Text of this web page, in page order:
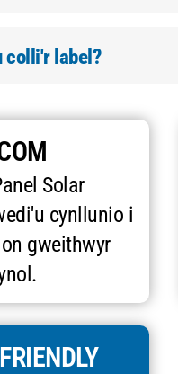
colli'r label?
Solar
cynllunio i
gweithwyr